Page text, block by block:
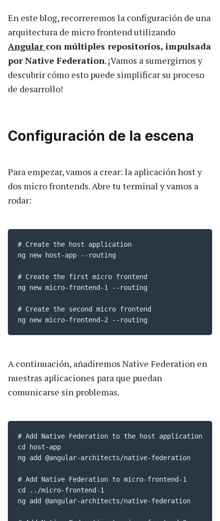
En este blog, recorreremos la configuración de una
arquitectura de micro frontend utilizando
Angular con múltiples repositorios, impulsada
por Native Federation. ¡Vamos a sumergirnos y
descubrir cómo esto puede simplificar su proceso
de desarrollo!
Configuración de la escena
Para empezar, vamos a crear: la aplicación host y
dos micro frontends. Abre tu terminal y vamos a
rodar:
# Create the host application
ng new host-app --routing
# Create the first micro frontend
ng new micro-frontend-1 --routing
# Create the second micro frontend
ng new micro-frontend-2 --routing
A continuación, añadiremos Native Federation en
nuestras aplicaciones para que puedan
comunicarse sin problemas.
# Add Native Federation to the host application
cd host-app
ng add @angular-architects/native-federation
# Add Native Federation to micro-frontend-1
cd ../micro-frontend-1
ng add @angular-architects/native-federation